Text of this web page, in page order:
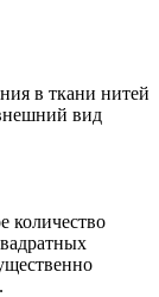
в ткани нитей
вид
количество